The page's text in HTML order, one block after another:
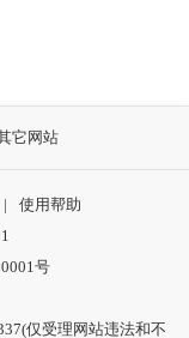
它网站
|
使用帮助
号
仅受理网站违法和不